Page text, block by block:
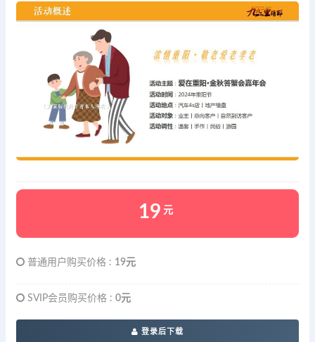
19 元
普通用户购买价格 : 19元
SVIP会员购买价格 : 0元
登录后下载